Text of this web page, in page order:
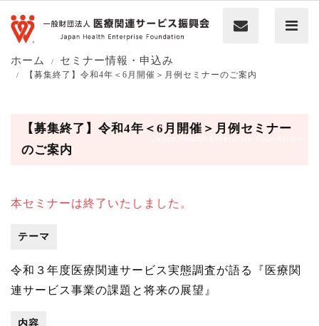
ホーム セミナー情報・申込み
【募集終了】令和4年＜6月開催＞月例セミナーのご案内
【募集終了】令和4年＜6月開催＞月例セミナー
のご案内
本セミナーは終了いたしました。
テーマ
令和３年度医療関連サービス実態調査が語る『医療関
連サービス事業の課題と将来の展望』
内容